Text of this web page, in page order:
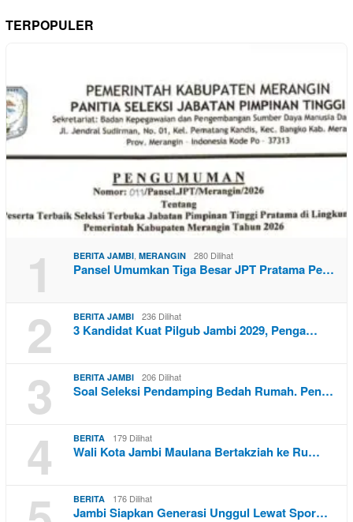
TERPOPULER
1 BERITA JAMBI, MERANGIN 280 Dilihat
Pansel Umumkan Tiga Besar JPT Pratama Pe…
2 BERITA JAMBI 236 Dilihat
3 Kandidat Kuat Pilgub Jambi 2029, Penga…
3 BERITA JAMBI 206 Dilihat
Soal Seleksi Pendamping Bedah Rumah. Pen…
4 BERITA 179 Dilihat
Wali Kota Jambi Maulana Bertakziah ke Ru…
BERITA 176 Dilihat
Jambi Siapkan Generasi Unggul Lewat Spor…